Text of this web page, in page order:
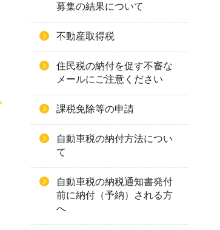
募集の結果について
不動産取得税
住民税の納付を促す不審な
メールにご注意ください
課税免除等の申請
自動車税の納付方法につい
て
自動車税の納税通知書発付
前に納付（予納）される方
へ